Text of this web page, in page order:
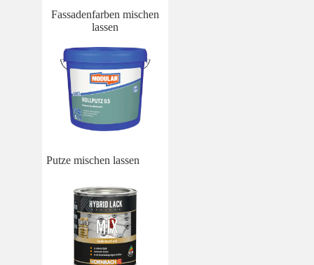
Fassadenfarben mischen
lassen
Putze mischen lassen